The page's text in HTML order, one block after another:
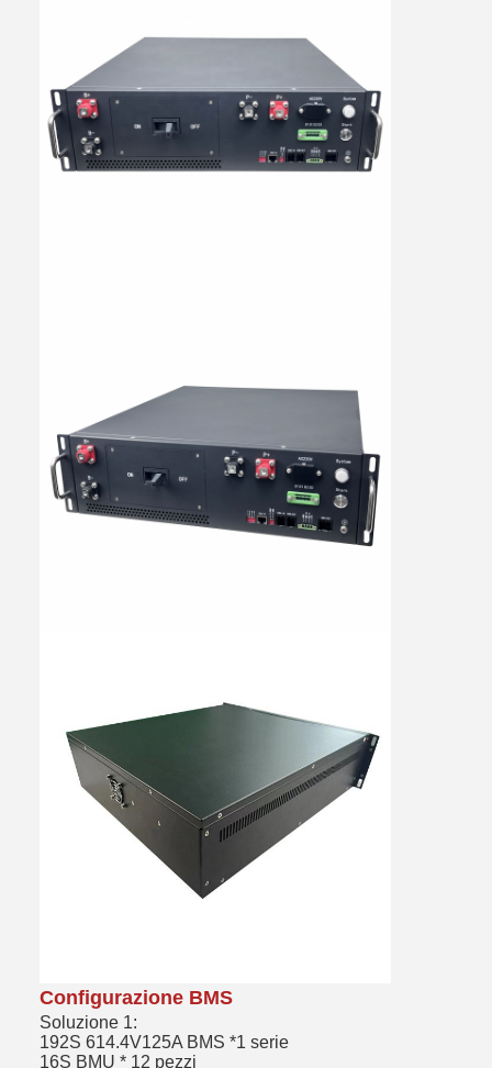
Configurazione BMS
Soluzione 1:
192S 614.4V125A BMS *1 serie
16S BMU * 12 pezzi